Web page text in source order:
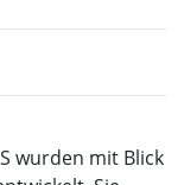
wurden mit Blick